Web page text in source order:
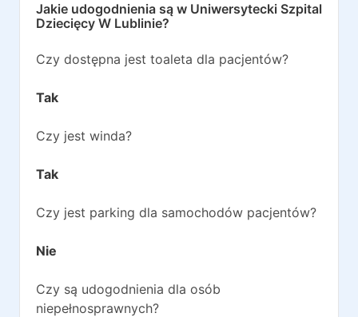
Jakie udogodnienia są w Uniwersytecki Szpital
Dziecięcy W Lublinie?
Czy dostępna jest toaleta dla pacjentów?
Tak
Czy jest winda?
Tak
Czy jest parking dla samochodów pacjentów?
Nie
Czy są udogodnienia dla osób
niepełnosprawnych?